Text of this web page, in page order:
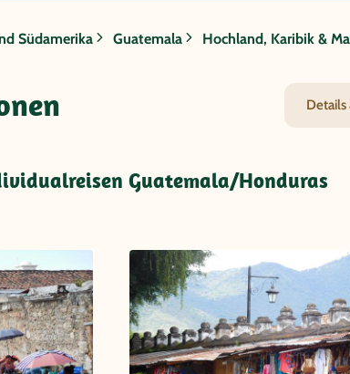
-
Südamerika Guatemala Hochland, Karibik &
Details
Guatemala/Honduras